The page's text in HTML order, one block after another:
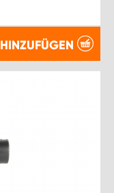
HINZUFÜGEN